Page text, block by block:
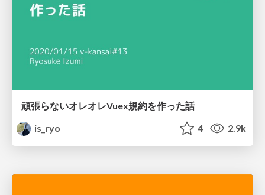
頑張らないオレオレVuex規約を作った話
is_ryo
4 2.9k